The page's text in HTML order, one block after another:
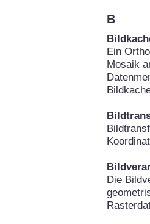
B
Ein
Mosaik
Die